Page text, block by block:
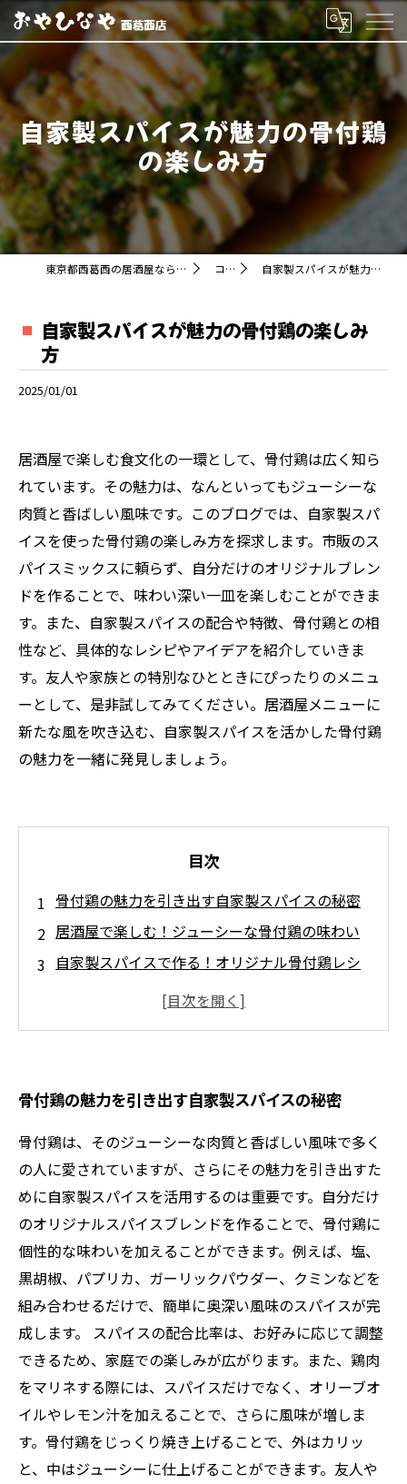
自家製スパイスが魅力の骨付鶏
の楽しみ方
東京都西葛西の居酒屋ならおやひなや 西葛西店 コラム 自家製スパイスが魅力の骨付鶏の楽しみ方
自家製スパイスが魅力の骨付鶏の楽しみ
方
2025/01/01
居酒屋で楽しむ食文化の一環として、骨付鶏は広く知ら
れています。その魅力は、なんといってもジューシーな
肉質と香ばしい風味です。このブログでは、自家製スパ
イスを使った骨付鶏の楽しみ方を探求します。市販のス
パイスミックスに頼らず、自分だけのオリジナルブレン
ドを作ることで、味わい深い一皿を楽しむことができま
す。また、自家製スパイスの配合や特徴、骨付鶏との相
性など、具体的なレシピやアイデアを紹介していきま
す。友人や家族との特別なひとときにぴったりのメニュ
ーとして、是非試してみてください。居酒屋メニューに
新たな風を吹き込む、自家製スパイスを活かした骨付鶏
の魅力を一緒に発見しましょう。
目次
骨付鶏の魅力を引き出す自家製スパイスの秘密
居酒屋で楽しむ！ジューシーな骨付鶏の味わい
自家製スパイスで作る！オリジナル骨付鶏レシ
鶏
自家製スパイスで居酒屋メニューに新風を吹き
込もう
自分だけのオリジナル骨付鶏を楽しむためのガ
イド
骨付鶏の魅力を引き出す自家製スパイスの秘密
骨付鶏は、そのジューシーな肉質と香ばしい風味で多く
の人に愛されていますが、さらにその魅力を引き出すた
めに自家製スパイスを活用するのは重要です。自分だけ
のオリジナルスパイスブレンドを作ることで、骨付鶏に
個性的な味わいを加えることができます。例えば、塩、
黒胡椒、パプリカ、ガーリックパウダー、クミンなどを
組み合わせるだけで、簡単に奥深い風味のスパイスが完
成します。 スパイスの配合比率は、お好みに応じて調整
できるため、家庭での楽しみが広がります。また、鶏肉
をマリネする際には、スパイスだけでなく、オリーブオ
イルやレモン汁を加えることで、さらに風味が増しま
す。骨付鶏をじっくり焼き上げることで、外はカリッ
と、中はジューシーに仕上げることができます。友人や